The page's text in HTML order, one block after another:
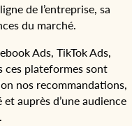
de l’entreprise, sa
du marché.
Ads, TikTok Ads,
ces plateformes sont
nos recommandations,
auprès d’une audience